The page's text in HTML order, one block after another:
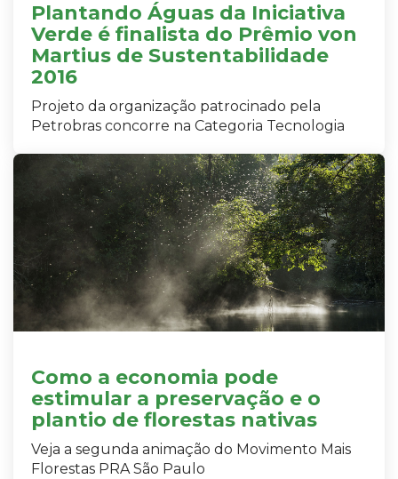
Plantando Águas da Iniciativa
Verde é finalista do Prêmio von
Martius de Sustentabilidade
2016
Projeto da organização patrocinado pela
Petrobras concorre na Categoria Tecnologia
Como a economia pode
estimular a preservação e o
plantio de florestas nativas
Veja a segunda animação do Movimento Mais
Florestas PRA São Paulo